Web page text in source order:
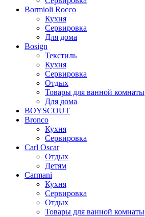
Bormioli Rocco
Кухня
Сервировка
Для дома
Bosign
Текстиль
Кухня
Сервировка
Отдых
Товары для ванной комнаты
Для дома
BOYSCOUT
Bronco
Кухня
Сервировка
Carl Oscar
Отдых
Детям
Carmani
Кухня
Сервировка
Отдых
Товары для ванной комнаты